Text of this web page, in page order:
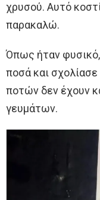
χρυσού. Αυτό
παρακαλώ.
Όπως ήταν
ποσά και
ποτών δεν έχουν
γευμάτων.